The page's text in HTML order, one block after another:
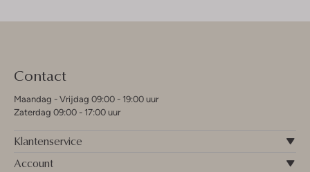
Contact
Maandag - Vrijdag 09:00 - 19:00 uur
Zaterdag 09:00 - 17:00 uur
Klantenservice
Account